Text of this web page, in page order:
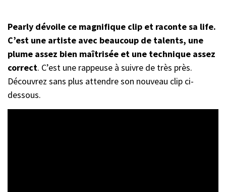
Pearly dévoile ce magnifique clip et raconte sa life.
C’est une artiste avec beaucoup de talents, une
plume assez bien maîtrisée et une technique assez
correct. C’est une rappeuse à suivre de très près.
Découvrez sans plus attendre son nouveau clip ci-
dessous.